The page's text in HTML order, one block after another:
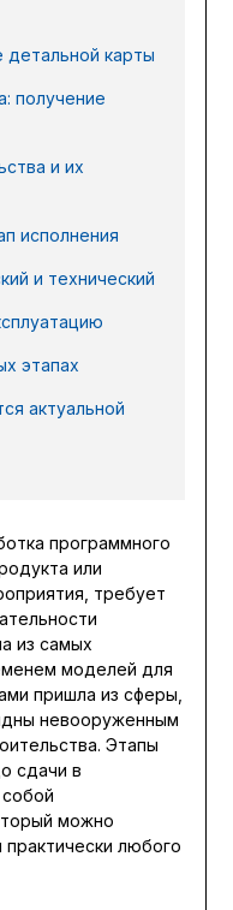
детальной карты
получение
и их
исполнения
и технический
этапах
актуальной
программного
или
требует
из самых
моделей для
пришла из сферы,
невооруженным
Этапы
сдачи в
можно
любого